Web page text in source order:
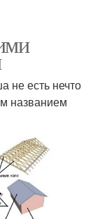
не есть нечто
названием